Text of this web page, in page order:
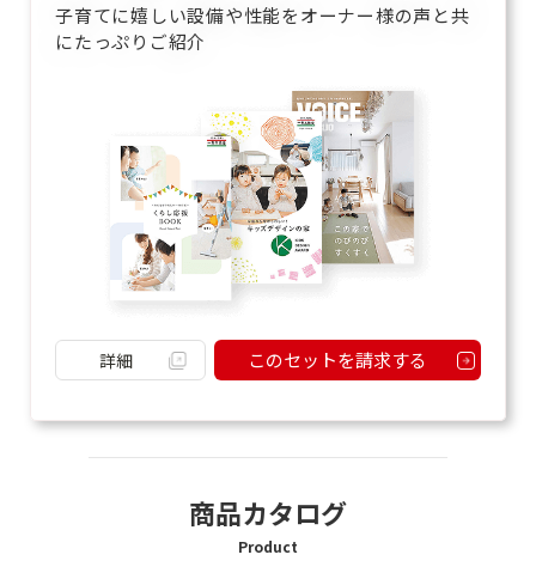
子育てに嬉しい設備や性能をオーナー様の声と共
にたっぷりご紹介
詳細 このセットを請求する
商品カタログ
Product